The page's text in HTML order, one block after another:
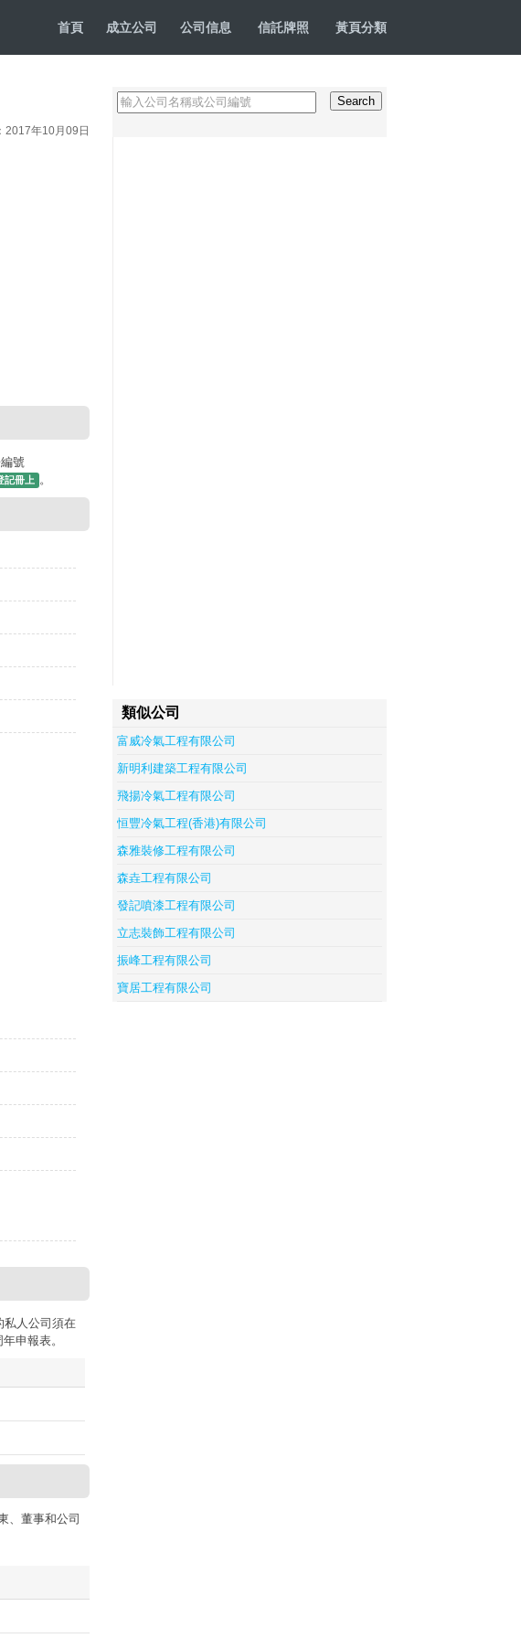
首頁 成立公司 公司信息 信託牌照 黃頁分類
2017年10月09日
號
記冊上 。
私人公司須在
申報表。
、董事和公司
類似公司
富威冷氣工程有限公司
新明利建築工程有限公司
飛揚冷氣工程有限公司
恒豐冷氣工程(香港)有限公司
森雅裝修工程有限公司
森垚工程有限公司
發記噴漆工程有限公司
立志裝飾工程有限公司
振峰工程有限公司
寶居工程有限公司